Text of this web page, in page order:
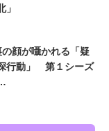
」
の顔が囁かれる「疑
行動」 第１シーズ